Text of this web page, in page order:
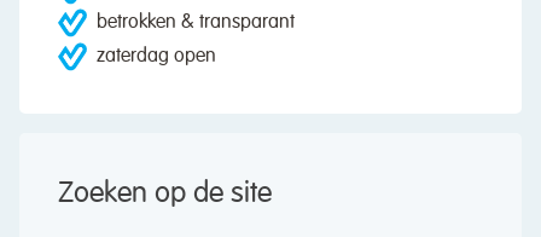
betrokken & transparant
zaterdag open
Zoeken op de site